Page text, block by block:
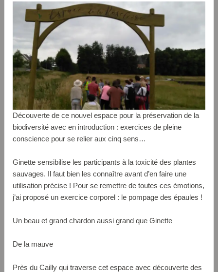
Découverte de ce nouvel espace pour la préservation de la
biodiversité avec en introduction : exercices de pleine
conscience pour se relier aux cinq sens…
Ginette sensibilise les participants à la toxicité des plantes
sauvages. Il faut bien les connaître avant d’en faire une
utilisation précise ! Pour se remettre de toutes ces émotions,
j’ai proposé un exercice corporel : le pompage des épaules !
Un beau et grand chardon aussi grand que Ginette
De la mauve
Près du Cailly qui traverse cet espace avec découverte des